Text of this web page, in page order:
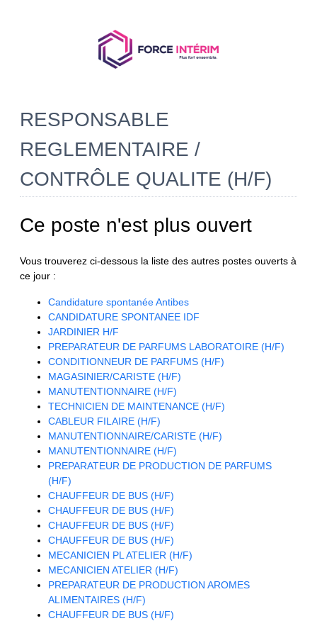
RESPONSABLE
REGLEMENTAIRE /
CONTRÔLE QUALITE (H/F)
Ce poste n'est plus ouvert
Vous trouverez ci-dessous la liste des autres postes ouverts à
ce jour :
Candidature spontanée Antibes
CANDIDATURE SPONTANEE IDF
JARDINIER H/F
PREPARATEUR DE PARFUMS LABORATOIRE (H/F)
CONDITIONNEUR DE PARFUMS (H/F)
MAGASINIER/CARISTE (H/F)
MANUTENTIONNAIRE (H/F)
TECHNICIEN DE MAINTENANCE (H/F)
CABLEUR FILAIRE (H/F)
MANUTENTIONNAIRE/CARISTE (H/F)
MANUTENTIONNAIRE (H/F)
PREPARATEUR DE PRODUCTION DE PARFUMS
(H/F)
CHAUFFEUR DE BUS (H/F)
CHAUFFEUR DE BUS (H/F)
CHAUFFEUR DE BUS (H/F)
CHAUFFEUR DE BUS (H/F)
MECANICIEN PL ATELIER (H/F)
MECANICIEN ATELIER (H/F)
PREPARATEUR DE PRODUCTION AROMES
ALIMENTAIRES (H/F)
CHAUFFEUR DE BUS (H/F)